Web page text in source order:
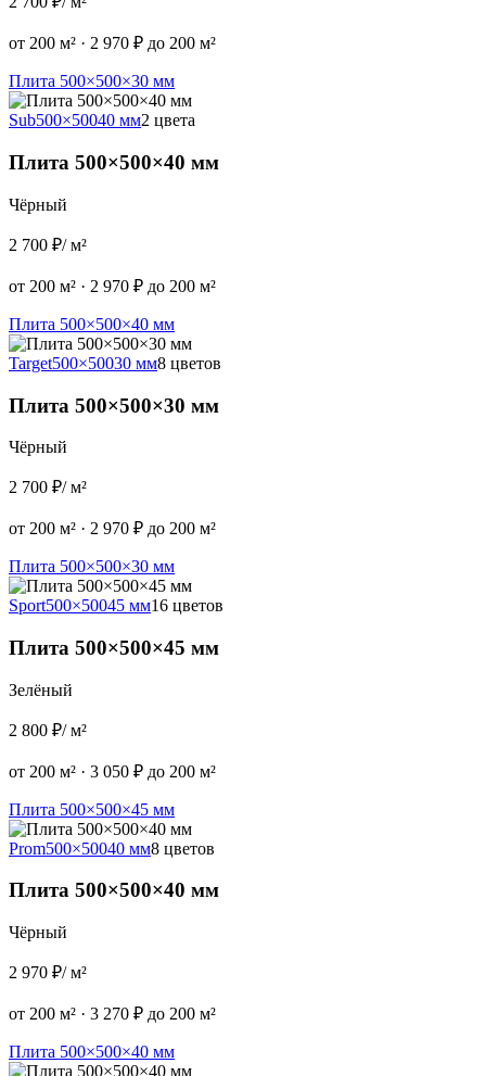
от 200 м² · 2 970 ₽ до 200 м²
Плита 500×500×30 мм
Sub500×50040 мм2 цвета
Плита 500×500×40 мм
Чёрный
2 700 ₽/ м²
от 200 м² · 2 970 ₽ до 200 м²
Плита 500×500×40 мм
Target500×50030 мм8 цветов
Плита 500×500×30 мм
Чёрный
2 700 ₽/ м²
от 200 м² · 2 970 ₽ до 200 м²
Плита 500×500×30 мм
Sport500×50045 мм16 цветов
Плита 500×500×45 мм
Зелёный
2 800 ₽/ м²
от 200 м² · 3 050 ₽ до 200 м²
Плита 500×500×45 мм
Prom500×50040 мм8 цветов
Плита 500×500×40 мм
Чёрный
2 970 ₽/ м²
от 200 м² · 3 270 ₽ до 200 м²
Плита 500×500×40 мм